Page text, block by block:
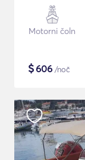
Motorni čoln
$606 /noč